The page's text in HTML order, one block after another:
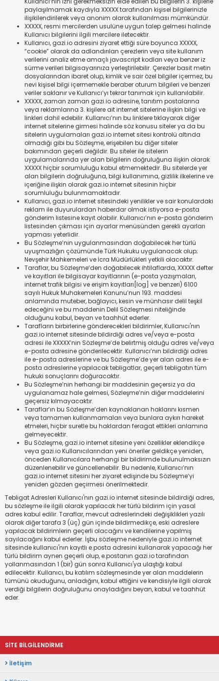
paylaşılmamak kaydıyla XXXXX tarafından kişisel bilgilerinizle
ilişikilendirilerek veya anonim olarak kullanılması mümkündür.
XXXXX, resmi mercilerden usulüne uygun talep gelmesi halinde
Kullanıcı bilgilerini ilgili mercilere iletecektir.
Kullanıcı, gazi.io adresini ziyaret ettiği süre boyunca XXXXX,
“cookie” olarak da adlandırılan çerezlerin veya site kullanım
verilerini analiz etme amaçlı javascript kodları veya benzer iz
sürme verileri bilgisayarınıza yerleştirilebilir. Çerezler basit metin
dosyalarından ibaret olup, kimlik ve sair özel bilgiler içermez, bu
nevi kişisel bilgi içermemekle beraber oturum bilgileri ve benzeri
veriler saklanır ve Kullanıcı’yı tekrar tanımak için kullanılabilir.
XXXXX, zaman zaman gazi.io adresine, tanıtım postalarına
veya reklamlarına 3. kişilere ait internet sitelerine ilişkin bilgi ve
linkleri dahil edebilir. Kullanıcı’nın bu linklere tıklayarak diğer
internet sitelerine girmesi halinde söz konusu siteler ya da bu
sitelerin uygulamaları gazi.io internet sitesi kontrolü altında
olmadığı gibi bu Sözleşme, erişebilen bu diğer siteler
bakımından geçerli değildir. Bu siteler ile sitelerin
uygulamalarında yer alan bilgilerin doğruluğuna ilişkin olarak
XXXXX hiçbir sorumluluğu kabul etmemektedir. Bu sitelerde yer
alan bilgilerin doğruluğuna, bilgi kullanımına, gizlilik ilkelerine ve
içeriğine ilişkin olarak gazi.io internet sitesinin hiçbir
sorumluluğu bulunmamaktadır.
Kullanıcı, gazi.io internet sitesindeki yenilikler ve sair konulardaki
reklam ile duyurulardan haberdar olmak istiyorsa e-posta
gönderim listesine kayıt olabilir. Kullanıcı’nın e-posta gönderim
listesinden çıkması için ayarlar menüsünden gerekli ayarları
yapması yeterlidir.
Bu Sözleşme’nin uygulanmasından doğabilecek her türlü
uyuşmazlığın çözümünde Türk Hukuku uygulanacak olup;
Nevşehir Mahkemeleri ve İcra Müdürlükleri yetkili olacaktır.
Taraflar, bu Sözleşme’den doğabilecek ihtilaflarda, XXXXX defter
ve kayıtları ile bilgisayar kayıtlarının (e-posta yazışmaları,
internet trafik bilgisi ve erişim kayıtları[log] ve benzeri) 6100
sayılı Hukuk Muhakemeleri Kanunu’nun 193. maddesi
anlamında muteber, bağlayıcı, kesin ve münhasır delil teşkil
edeceğini ve bu maddenin Delil Sözleşmesi niteliğinde
olduğunu kabul, beyan ve taahhüt ederler.
Tarafların birbirlerine gönderecekleri bildirimler, Kullanıcı'nın
gazi.io internet sitesinde bildirdiği adres ve/veya e-posta
adresi ile XXXXX’nin Sözleşme’de belirtmiş olduğu adres ve/veya
e-posta adresine gönderilecektir. Kullanıcı’nın bildirdiği adres
ile e-posta adreslerine ve bu Sözleşme’de yer alan adres ile e-
posta adreslerine yapılacak tebligatlar, geçerli tebligatın tüm
hukuki sonuçlarını doğuracaktır.
Bu Sözleşme’nin herhangi bir maddesinin geçersiz ya da
uygulanamaz hale gelmesi, Sözleşme’nin diğer maddelerini
geçersiz kılmayacaktır.
Taraflar’ın bu Sözleşme’den kaynaklanan haklarını kısmen
veya tamamen kullanmamaları veya bunlara aykırı hareket
etmeleri, hiçbir suretle bu haklardan feragat ettikleri anlamına
gelmeyecektir.
Bu Sözleşme, gazi.io internet sitesine yeni özellikler eklendikçe
veya gazi.io Kullanıcılarından yeni öneriler geldikçe yeniden,
önceden Kullanıcılara herhangi bir bildirimde bulunulmaksızın
düzenlenebilir ve güncellenebilir. Bu nedenle, Kullanıcı’nın
gazi.io internet sitesini her ziyaret edişinde bu Sözleşme’yi
yeniden gözden geçirmesi önerilmektedir.
Tebligat Adresleri Kullanıcı'nın gazi.io internet sitesinde bildirdiği adres,
bu sözleşme ile ilgili olarak yapılacak her türlü bildirim için yasal
adres kabul edilir. Taraflar, mevcut adreslerindeki değişiklikleri yazılı
olarak diğer tarafa 3 (üç) gün içinde bildirmedikçe, eski adreslere
yapılacak bildirimlerin geçerli olacağını ve kendilerine yapılmış
sayılacağını kabul ederler. İşbu sözleşme nedeniyle gazi.io internet
sitesinde kullanıcı'nın kayıtlı e.posta adresini kullanarak yapacağı her
türlü bildirim aynen geçerli olup, e.postanın gazi.io tarafından
yollanmasından 1 (bir) gün sonra Kullanıcı'ya ulaştığı kabul
edilecektir. Kullanıcı, bu katılım sözleşmesinde yer alan maddelerin
tümünü okuduğunu, anladığını, kabul ettiğini ve kendisiyle ilgili olarak
verdiği bilgilerin doğruluğunu onayladığını beyan, kabul ve taahhüt
eder.
SİTE BİLGİLENDİRME
İletişim